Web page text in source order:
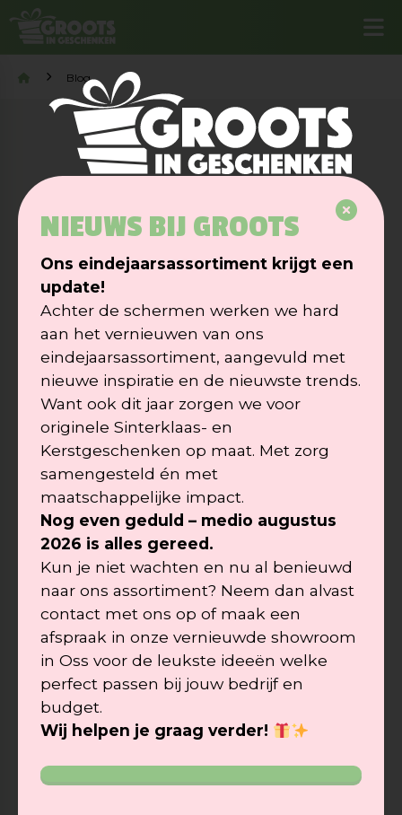
NIEUWS BIJ GROOTS
Ons eindejaarsassortiment krijgt een
update!
Achter de schermen werken we hard
aan het vernieuwen van ons
eindejaarsassortiment, aangevuld met
nieuwe inspiratie en de nieuwste trends.
Want ook dit jaar zorgen we voor
originele Sinterklaas- en
Kerstgeschenken op maat. Met zorg
samengesteld én met
maatschappelijke impact.
Nog even geduld – medio augustus
2026 is alles gereed.
Kun je niet wachten en nu al benieuwd
naar ons assortiment? Neem dan alvast
contact met ons op of maak een
afspraak in onze vernieuwde showroom
in Oss voor de leukste ideeën welke
perfect passen bij jouw bedrijf en
budget.
Wij helpen je graag verder!
Blog
GROOTS IN GESCHENKEN
Blog
Bekijk hieronder de berichten op ons blog.
ALLES (7) GEEFMOMENTEN (3)
NIET GECATEGORISEERD (3)